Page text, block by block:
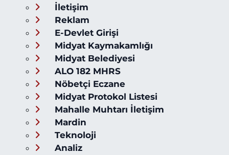
İletişim
Reklam
E-Devlet Girişi
Midyat Kaymakamlığı
Midyat Belediyesi
ALO 182 MHRS
Nöbetçi Eczane
Midyat Protokol Listesi
Mahalle Muhtarı İletişim
Mardin
Teknoloji
Analiz